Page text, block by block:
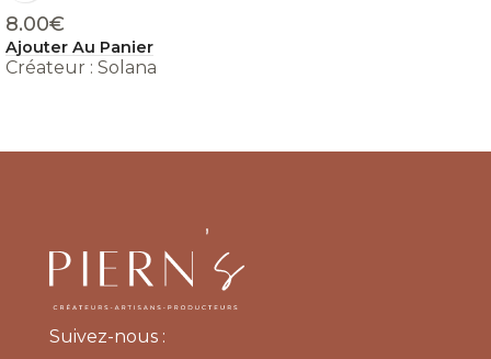
8.00€
Ajouter Au Panier
Créateur : Solana
Suivez-nous :